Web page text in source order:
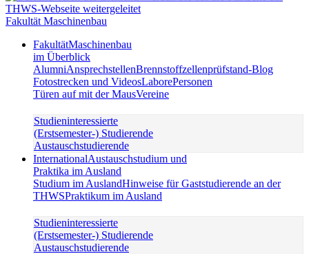
Fakultät Maschinenbau
FakultätMaschinenbau
im Überblick
AlumniAnsprechstellenBrennstoffzellenprüfstand-Blog
Fotostrecken und VideosLaborePersonen
Türen auf mit der MausVereine
Studieninteressierte
(Erstsemester-) Studierende
Austauschstudierende
InternationalAustauschstudium und
Praktika im Ausland
Studium im AuslandHinweise für Gaststudierende an der
THWSPraktikum im Ausland
Studieninteressierte
(Erstsemester-) Studierende
Austauschstudierende